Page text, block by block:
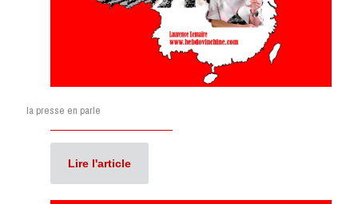
la presse en parle
Lire l'article